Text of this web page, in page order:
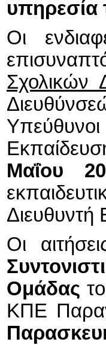
υπηρεσία
Οι
Σχολικών
Μαΐου
Οι
Ομάδας
ΚΠΕ